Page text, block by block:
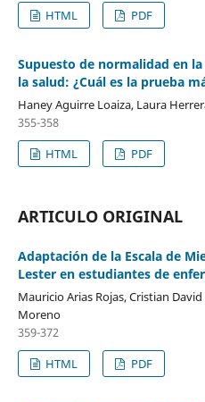
HTML
PDF
Supuesto de normalidad en
la salud: ¿Cuál es la prueba
Haney Aguirre Loaiza, Laura
355-358
HTML
PDF
ARTICULO ORIGINAL
Adaptación de la Escala de
Lester en estudiantes de
Mauricio Arias Rojas, Cristian
Moreno
359-372
HTML
PDF